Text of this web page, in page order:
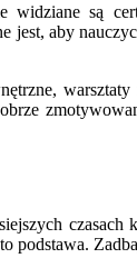
widziane są
aby
podstawa.